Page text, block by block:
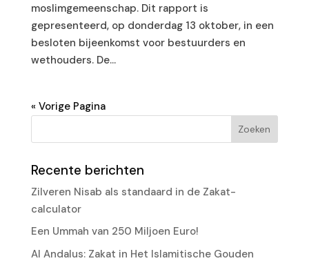
moslimgemeenschap. Dit rapport is
gepresenteerd, op donderdag 13 oktober, in een
besloten bijeenkomst voor bestuurders en
wethouders. De...
« Vorige Pagina
Recente berichten
Zilveren Nisab als standaard in de Zakat-
calculator
Een Ummah van 250 Miljoen Euro!
Al Andalus: Zakat in Het Islamitische Gouden